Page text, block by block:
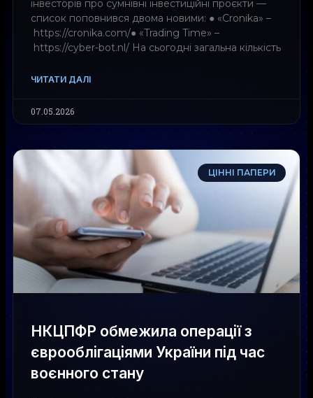
інвесторів про сумнівні інвестиційні проєкти —
список поповнився двома новими: ● «Cronika» –
https://cronika.com/● «Trading Time» –
https://cyber-bot.nl/ На сьогодні загальна кількість
ЧИТАТИ ДАЛІ
07.05.2026
ЦІННІ ПАПЕРИ
НКЦПФР обмежила операції з
єврооблігаціями України під час
воєнного стану